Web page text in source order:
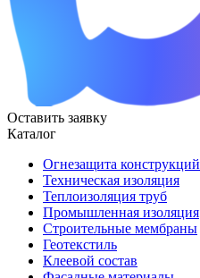
Оставить заявку
Каталог
Огнезащита конструкций
Техническая изоляция
Теплоизоляция труб
Промышленная изоляция
Строительные мембраны
Геотекстиль
Клеевой состав